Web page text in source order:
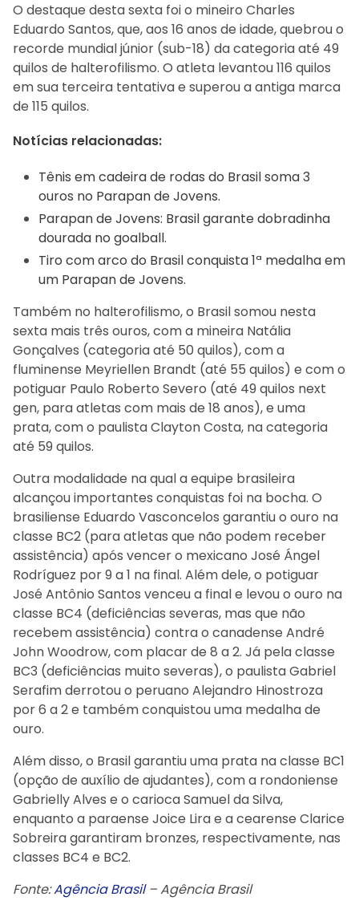
O destaque desta sexta foi o mineiro Charles
Eduardo Santos, que, aos 16 anos de idade, quebrou o
recorde mundial júnior (sub-18) da categoria até 49
quilos de halterofilismo. O atleta levantou 116 quilos
em sua terceira tentativa e superou a antiga marca
de 115 quilos.
Notícias relacionadas:
Tênis em cadeira de rodas do Brasil soma 3
ouros no Parapan de Jovens.
Parapan de Jovens: Brasil garante dobradinha
dourada no goalball.
Tiro com arco do Brasil conquista 1ª medalha em
um Parapan de Jovens.
Também no halterofilismo, o Brasil somou nesta
sexta mais três ouros, com a mineira Natália
Gonçalves (categoria até 50 quilos), com a
fluminense Meyriellen Brandt (até 55 quilos) e com o
potiguar Paulo Roberto Severo (até 49 quilos next
gen, para atletas com mais de 18 anos), e uma
prata, com o paulista Clayton Costa, na categoria
até 59 quilos.
Outra modalidade na qual a equipe brasileira
alcançou importantes conquistas foi na bocha. O
brasiliense Eduardo Vasconcelos garantiu o ouro na
classe BC2 (para atletas que não podem receber
assistência) após vencer o mexicano José Ángel
Rodríguez por 9 a 1 na final. Além dele, o potiguar
José Antônio Santos venceu a final e levou o ouro na
classe BC4 (deficiências severas, mas que não
recebem assistência) contra o canadense André
John Woodrow, com placar de 8 a 2. Já pela classe
BC3 (deficiências muito severas), o paulista Gabriel
Serafim derrotou o peruano Alejandro Hinostroza
por 6 a 2 e também conquistou uma medalha de
ouro.
Além disso, o Brasil garantiu uma prata na classe BC1
(opção de auxílio de ajudantes), com a rondoniense
Gabrielly Alves e o carioca Samuel da Silva,
enquanto a paraense Joice Lira e a cearense Clarice
Sobreira garantiram bronzes, respectivamente, nas
classes BC4 e BC2.
Fonte:Agência Brasil– Agência Brasil